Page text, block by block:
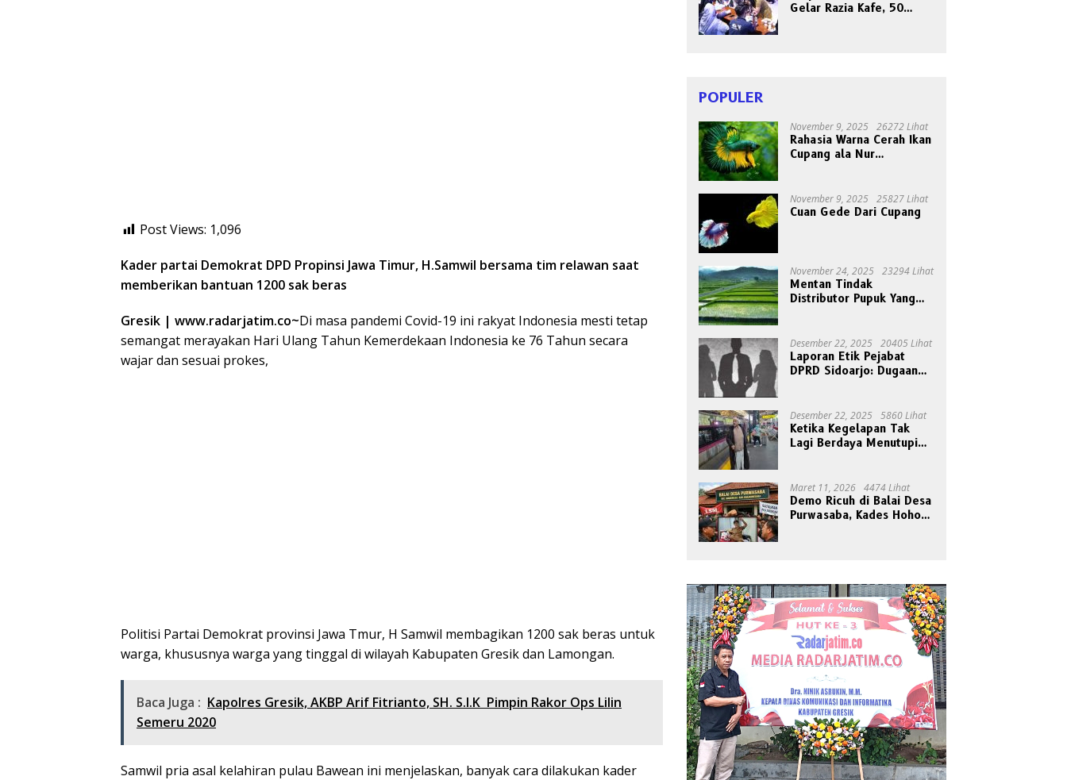
Post Views: 1,096
Kader partai Demokrat DPD Propinsi Jawa Timur, H.Samwil bersama tim relawan saat
memberikan bantuan 1200 sak beras
Gresik | www.radarjatim.co~Di masa pandemi Covid-19 ini rakyat Indonesia mesti tetap
semangat merayakan Hari Ulang Tahun Kemerdekaan Indonesia ke 76 Tahun secara
wajar dan sesuai prokes,
Politisi Partai Demokrat provinsi Jawa Tmur, H Samwil membagikan 1200 sak beras untuk
warga, khususnya warga yang tinggal di wilayah Kabupaten Gresik dan Lamongan.
Baca Juga : Kapolres Gresik, AKBP Arif Fitrianto, SH. S.I.K Pimpin Rakor Ops Lilin
Semeru 2020
Samwil pria asal kelahiran pulau Bawean ini menjelaskan, banyak cara dilakukan kader
Gelar Razia Kafe, 50
POPULER
November 9, 2025 26272 Lihat
Rahasia Warna Cerah Ikan
Cupang ala Nur
November 9, 2025 25827 Lihat
Cuan Gede Dari Cupang
November 24, 2025 23294 Lihat
Mentan Tindak
Distributor Pupuk Yang
Desember 22, 2025 20405 Lihat
Laporan Etik Pejabat
DPRD Sidoarjo: Dugaan
Desember 22, 2025 5860 Lihat
Ketika Kegelapan Tak
Lagi Berdaya Menutupi
Maret 11, 2026 4474 Lihat
Demo Ricuh di Balai Desa
Purwasaba, Kades Hoho